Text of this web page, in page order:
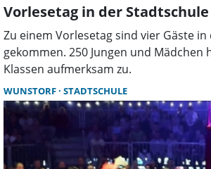
Vorlesetag in der Stadtschule
Zu einem Vorlesetag sind vier Gäste
gekommen. 250 Jungen und Mädchen
Klassen aufmerksam zu.
WUNSTORF STADTSCHULE